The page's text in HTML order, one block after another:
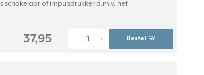
schakelaar of impulsdrukker d.m.v. het
37,95 +
- Bestel